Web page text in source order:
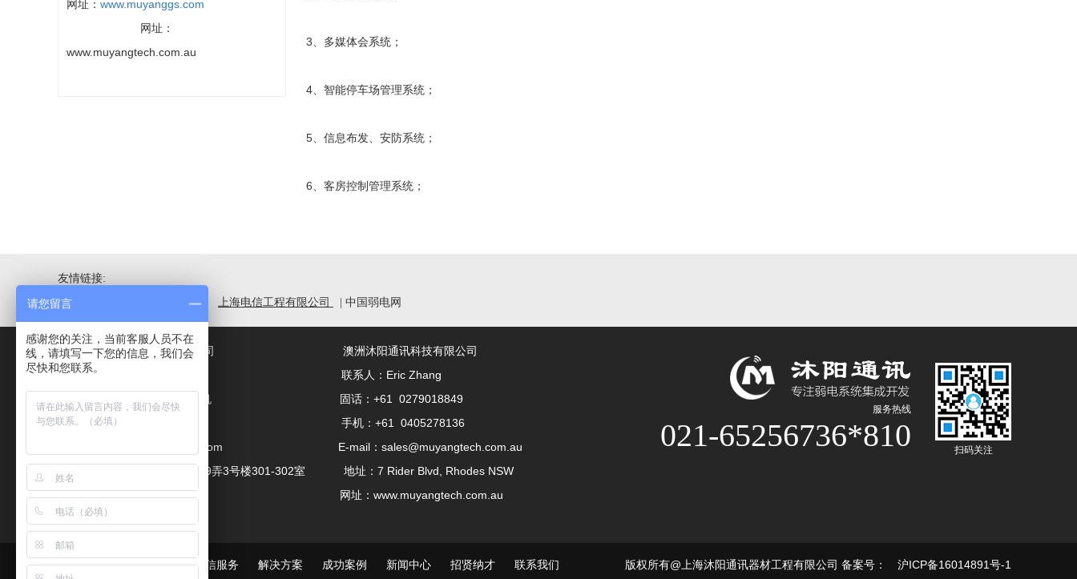
网址： www.muyanggs.com
网址：
www.muyangtech.com.au
3、多媒体会系统；
4、智能停车场管理系统；
5、信息布发、安防系统；
6、客房控制管理系统；
友情链接:
上海电信科技发展有限公司 | 上海电信工程有限公司 中国弱电网
上海沐阳通讯器材工程有限公司 澳洲沐阳通讯科技有限公司
联系人：蒋经理 联系人：Eric Zhang
固话：021-65256736*810分机 固话：+61 0279018849
手机：13012833850 手机：+61 0405278136
E-mail:muyang@muyanggs.com E-mail：sales@muyangtech.com.au
地址：上海市虹口区广粤路439弄3号楼301-302室 地址：7 Rider Blvd, Rhodes NSW
网址：www.muyanggs.com网址：www.muyangtech.com.au
服务热线
021-65256736*810 扫码关注
网站首页 走进沐阳 通信服务 解决方案 成功案例 新闻中心 招贤纳才 联系我们 版权所有@上海沐阳通讯器材工程有限公司 备案号： 沪ICP备16014891号-1
请您留言
感谢您的关注，当前客服人员不在
线，请填写一下您的信息，我们会
尽快和您联系。